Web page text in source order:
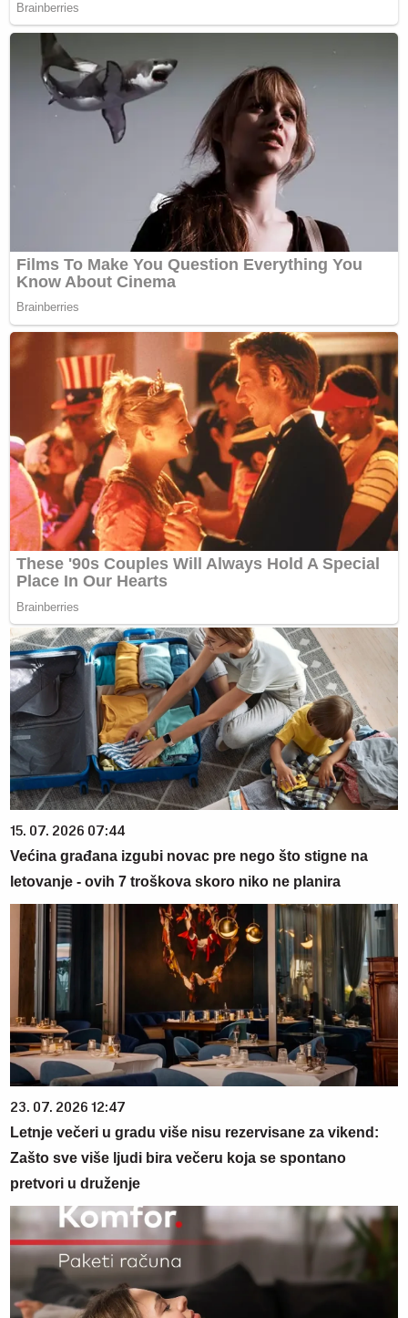
15. 07. 2026 07:44
Većina građana izgubi novac pre nego što stigne na
letovanje - ovih 7 troškova skoro niko ne planira
23. 07. 2026 12:47
Letnje večeri u gradu više nisu rezervisane za vikend:
Zašto sve više ljudi bira večeru koja se spontano
pretvori u druženje